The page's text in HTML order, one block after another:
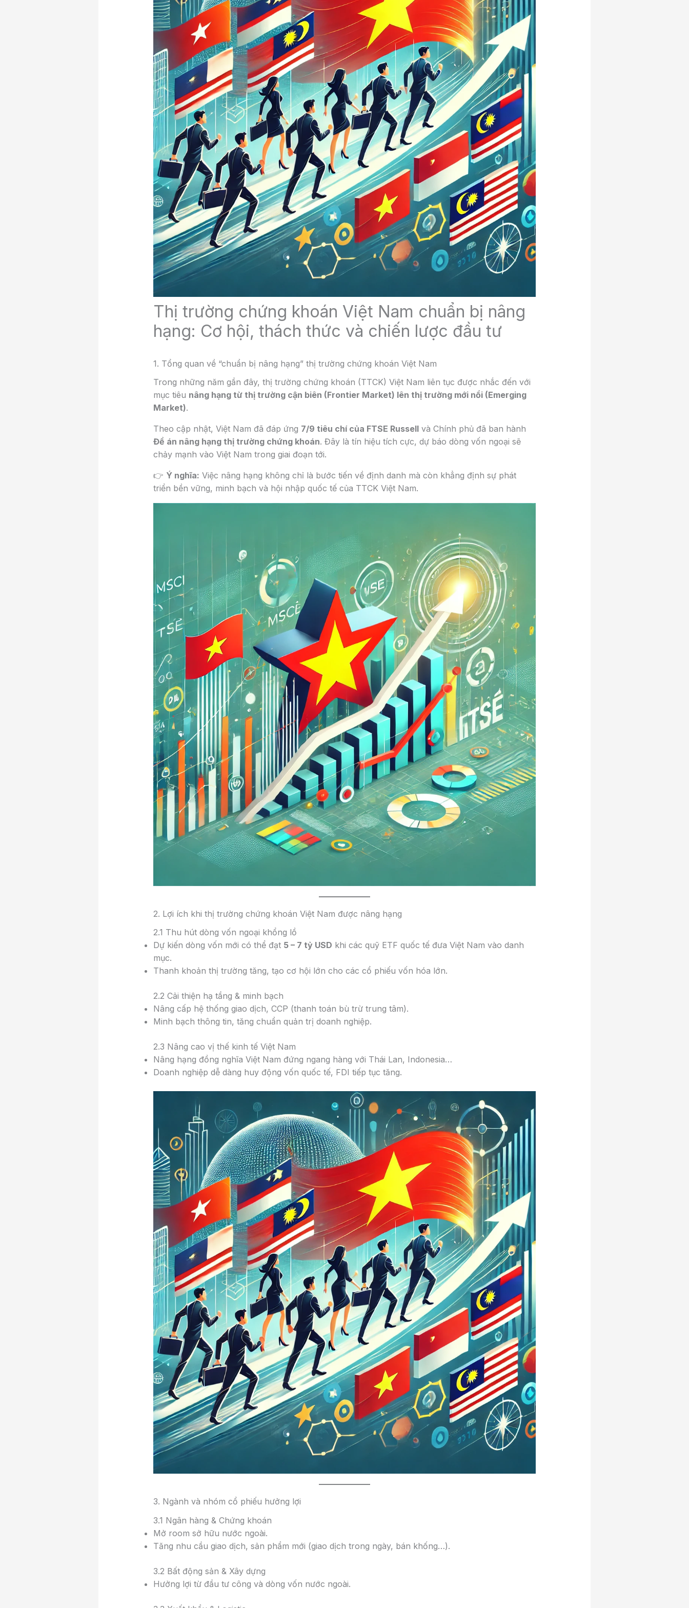
Thị trường chứng khoán Việt Nam chuẩn bị nâng
hạng: Cơ hội, thách thức và chiến lược đầu tư
1. Tổng quan về “chuẩn bị nâng hạng” thị trường chứng khoán Việt Nam
Trong những năm gần đây, thị trường chứng khoán (TTCK) Việt Nam liên tục được nhắc đến với
mục tiêu nâng hạng từ thị trường cận biên (Frontier Market) lên thị trường mới nổi (Emerging
Market).
Theo cập nhật, Việt Nam đã đáp ứng 7/9 tiêu chí của FTSE Russellvà Chính phủ đã ban hành
Đề án nâng hạng thị trường chứng khoán. Đây là tín hiệu tích cực, dự báo dòng vốn ngoại sẽ
chảy mạnh vào Việt Nam trong giai đoạn tới.
👉 Ý nghĩa: Việc nâng hạng không chỉ là bước tiến về định danh mà còn khẳng định sự phát
triển bền vững, minh bạch và hội nhập quốc tế của TTCK Việt Nam.
2. Lợi ích khi thị trường chứng khoán Việt Nam được nâng hạng
2.1 Thu hút dòng vốn ngoại khổng lồ
Dự kiến dòng vốn mới có thể đạt 5 – 7 tỷ USD khi các quỹ ETF quốc tế đưa Việt Nam vào danh
mục.
Thanh khoản thị trường tăng, tạo cơ hội lớn cho các cổ phiếu vốn hóa lớn.
2.2 Cải thiện hạ tầng & minh bạch
Nâng cấp hệ thống giao dịch, CCP (thanh toán bù trừ trung tâm).
Minh bạch thông tin, tăng chuẩn quản trị doanh nghiệp.
2.3 Nâng cao vị thế kinh tế Việt Nam
Nâng hạng đồng nghĩa Việt Nam đứng ngang hàng với Thái Lan, Indonesia…
Doanh nghiệp dễ dàng huy động vốn quốc tế, FDI tiếp tục tăng.
3. Ngành và nhóm cổ phiếu hưởng lợi
3.1 Ngân hàng & Chứng khoán
Mở room sở hữu nước ngoài.
Tăng nhu cầu giao dịch, sản phẩm mới (giao dịch trong ngày, bán khống…).
3.2 Bất động sản & Xây dựng
Hưởng lợi từ đầu tư công và dòng vốn nước ngoài.